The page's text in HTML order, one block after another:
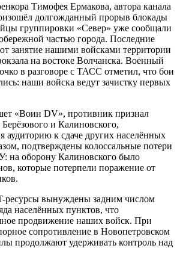
Тимофея Ермакова, автора канала
долгожданный прорыв блокады
группировки «Север» уже сообщали
частью города. Последние
занятие нашими войсками территории
на востоке Волчанска. Военный
в разговоре с ТАСС отметил, что бои
наши войска ведут зачистку первых
«Воин DV», противник признал
и Калиновского,
аудиторию к сдаче других населённых
подтверждены колоссальные потери
на оборону Калиновского было
которые потерпели поражение от
ресурсы вынуждены задним числом
населённых пунктов, что
продвижение наших войск. При
сопротивление в Новопетровском
продолжают удерживать контроль над